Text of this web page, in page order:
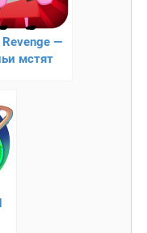
—
мстят